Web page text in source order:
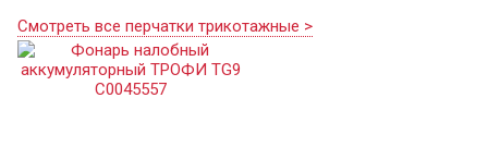
Смотреть все перчатки трикотажные >